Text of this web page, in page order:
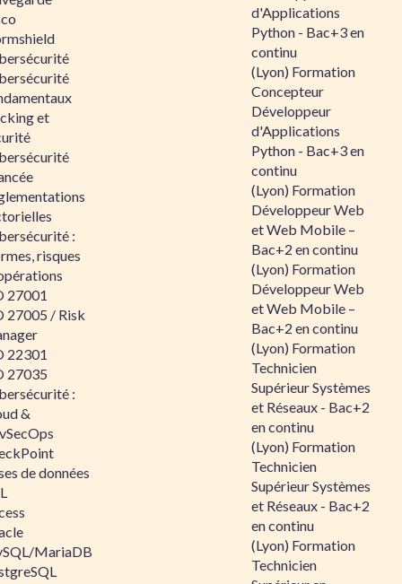
et
:
risques
27001
27005 / Risk
22301
27035
:
&
de données
MariaDB
d'Applications
Python - Bac+3 en
continu
(Lyon) Formation
Concepteur
Développeur
d'Applications
Python - Bac+3 en
continu
(Lyon) Formation
Développeur Web
et Web Mobile –
Bac+2 en continu
(Lyon) Formation
Développeur Web
et Web Mobile –
Bac+2 en continu
(Lyon) Formation
Technicien
Supérieur Systèmes
et Réseaux - Bac+2
en continu
(Lyon) Formation
Technicien
Supérieur Systèmes
et Réseaux - Bac+2
en continu
(Lyon) Formation
Technicien